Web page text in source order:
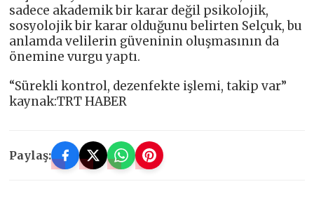
sadece akademik bir karar değil psikolojik,
sosyolojik bir karar olduğunu belirten Selçuk, bu
anlamda velilerin güveninin oluşmasının da
önemine vurgu yaptı.
“Sürekli kontrol, dezenfekte işlemi, takip var”
kaynak:TRT HABER
Paylaş: